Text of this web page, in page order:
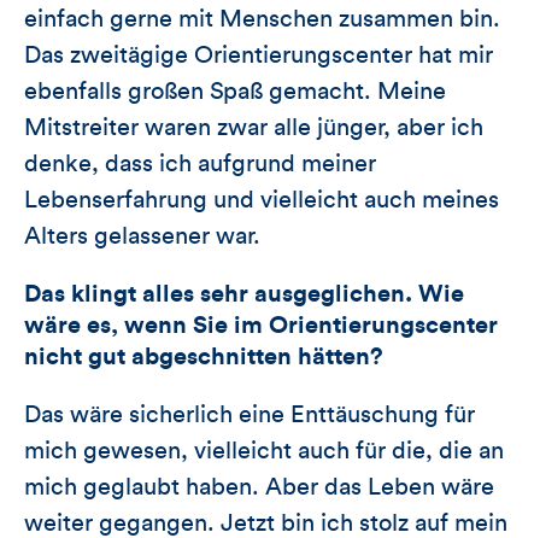
einfach gerne mit Menschen zusammen bin.
Das zweitägige Orientierungscenter hat mir
ebenfalls großen Spaß gemacht. Meine
Mitstreiter waren zwar alle jünger, aber ich
denke, dass ich aufgrund meiner
Lebenserfahrung und vielleicht auch meines
Alters gelassener war.
Das klingt alles sehr ausgeglichen. Wie
wäre es, wenn Sie im Orientierungscenter
nicht gut abgeschnitten hätten?
Das wäre sicherlich eine Enttäuschung für
mich gewesen, vielleicht auch für die, die an
mich geglaubt haben. Aber das Leben wäre
weiter gegangen. Jetzt bin ich stolz auf mein